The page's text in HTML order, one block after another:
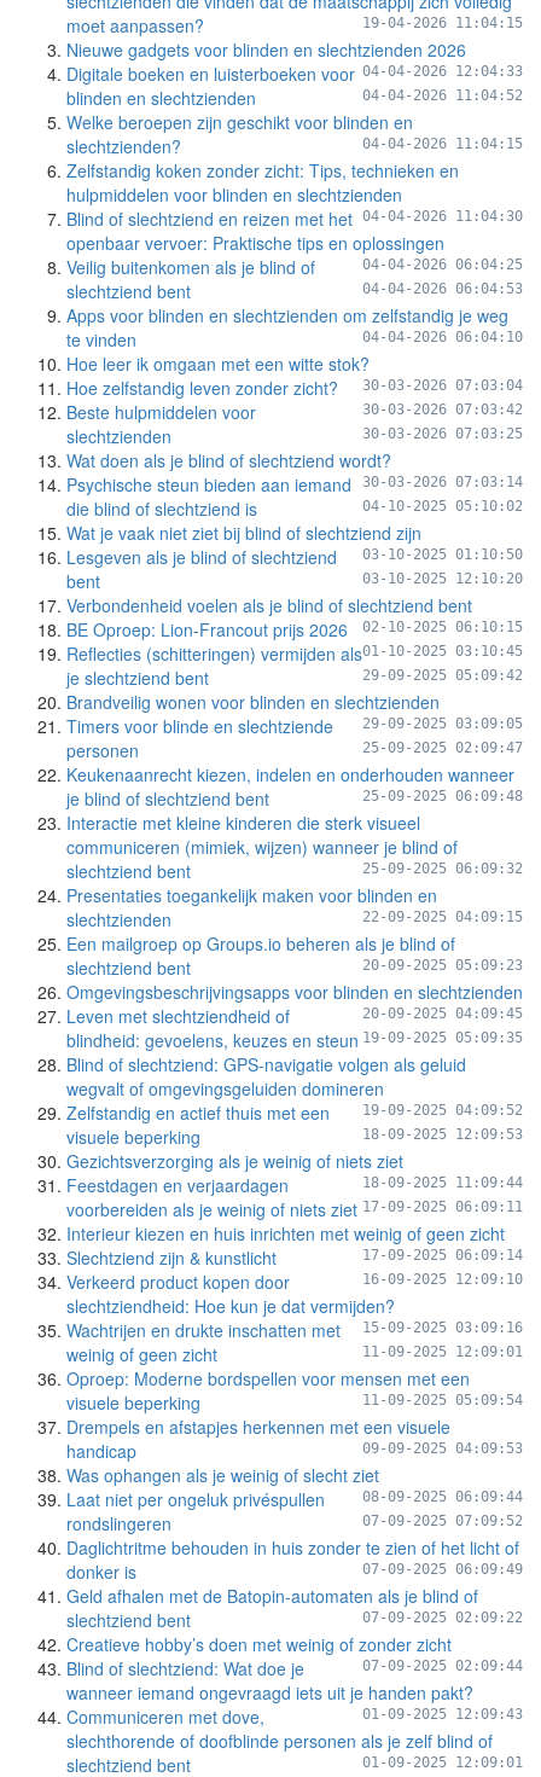
moet aanpassen?
19-04-2026 11:04:15
Nieuwe gadgets voor blinden en slechtzienden 2026
04-04-2026 12:04:33
Digitale boeken en luisterboeken voor
blinden en slechtzienden
04-04-2026 11:04:52
Welke beroepen zijn geschikt voor blinden en
slechtzienden?
04-04-2026 11:04:15
Zelfstandig koken zonder zicht: Tips, technieken en
hulpmiddelen voor blinden en slechtzienden
04-04-2026 11:04:30
Blind of slechtziend en reizen met het
openbaar vervoer: Praktische tips en oplossingen
04-04-2026 06:04:25
Veilig buitenkomen als je blind of
slechtziend bent
04-04-2026 06:04:53
Apps voor blinden en slechtzienden om zelfstandig je weg
te vinden
04-04-2026 06:04:10
Hoe leer ik omgaan met een witte stok?
30-03-2026 07:03:04
Hoe zelfstandig leven zonder zicht?
30-03-2026 07:03:42
Beste hulpmiddelen voor
slechtzienden
30-03-2026 07:03:25
Wat doen als je blind of slechtziend wordt?
30-03-2026 07:03:14
Psychische steun bieden aan iemand
die blind of slechtziend is
04-10-2025 05:10:02
Wat je vaak niet ziet bij blind of slechtziend zijn
03-10-2025 01:10:50
Lesgeven als je blind of slechtziend
bent
03-10-2025 12:10:20
Verbondenheid voelen als je blind of slechtziend bent
02-10-2025 06:10:15
BE Oproep: Lion-Francout prijs 2026
01-10-2025 03:10:45
Reflecties (schitteringen) vermijden als
je slechtziend bent
29-09-2025 05:09:42
Brandveilig wonen voor blinden en slechtzienden
29-09-2025 03:09:05
Timers voor blinde en slechtziende
personen
25-09-2025 02:09:47
Keukenaanrecht kiezen, indelen en onderhouden wanneer
je blind of slechtziend bent
25-09-2025 06:09:48
Interactie met kleine kinderen die sterk visueel
communiceren (mimiek, wijzen) wanneer je blind of
slechtziend bent
25-09-2025 06:09:32
Presentaties toegankelijk maken voor blinden en
slechtzienden
22-09-2025 04:09:15
Een mailgroep op Groups.io beheren als je blind of
slechtziend bent
20-09-2025 05:09:23
Omgevingsbeschrijvingsapps voor blinden en slechtzienden
20-09-2025 04:09:45
Leven met slechtziendheid of
blindheid: gevoelens, keuzes en steun 19-09-2025 05:09:35
Blind of slechtziend: GPS-navigatie volgen als geluid
wegvalt of omgevingsgeluiden domineren
19-09-2025 04:09:52
Zelfstandig en actief thuis met een
visuele beperking
18-09-2025 12:09:53
Gezichtsverzorging als je weinig of niets ziet
18-09-2025 11:09:44
Feestdagen en verjaardagen
voorbereiden als je weinig of niets ziet 17-09-2025 06:09:11
Interieur kiezen en huis inrichten met weinig of geen zicht
17-09-2025 06:09:14
Slechtziend zijn & kunstlicht
16-09-2025 12:09:10
Verkeerd product kopen door
slechtziendheid: Hoe kun je dat vermijden?
15-09-2025 03:09:16
Wachtrijen en drukte inschatten met
weinig of geen zicht
11-09-2025 12:09:01
Oproep: Moderne bordspellen voor mensen met een
visuele beperking
11-09-2025 05:09:54
Drempels en afstapjes herkennen met een visuele
handicap
09-09-2025 04:09:53
Was ophangen als je weinig of slecht ziet
08-09-2025 06:09:44
Laat niet per ongeluk privéspullen
rondslingeren
07-09-2025 07:09:52
Daglichtritme behouden in huis zonder te zien of het licht of
donker is
07-09-2025 06:09:49
Geld afhalen met de Batopin-automaten als je blind of
slechtziend bent
07-09-2025 02:09:22
Creatieve hobby’s doen met weinig of zonder zicht
07-09-2025 02:09:44
Blind of slechtziend: Wat doe je
wanneer iemand ongevraagd iets uit je handen pakt?
01-09-2025 12:09:43
Communiceren met dove,
slechthorende of doofblinde personen als je zelf blind of
slechtziend bent
01-09-2025 12:09:01